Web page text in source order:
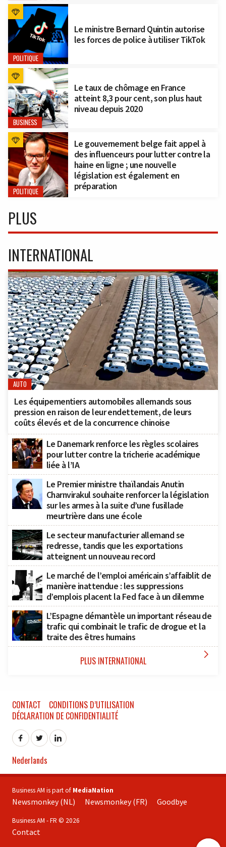
POLITIQUE
Le ministre Bernard Quintin autorise
les forces de police à utiliser TikTok
BUSINESS
Le taux de chômage en France
atteint 8,3 pour cent, son plus haut
niveau depuis 2020
POLITIQUE
Le gouvernement belge fait appel à
des influenceurs pour lutter contre la
haine en ligne ; une nouvelle
législation est également en
préparation
PLUS
INTERNATIONAL
AUTO
Les équipementiers automobiles allemands sous
pression en raison de leur endettement, de leurs
coûts élevés et de la concurrence chinoise
Le Danemark renforce les règles scolaires
pour lutter contre la tricherie académique
liée à l’IA
Le Premier ministre thaïlandais Anutin
Charnvirakul souhaite renforcer la législation
sur les armes à la suite d’une fusillade
meurtrière dans une école
Le secteur manufacturier allemand se
redresse, tandis que les exportations
atteignent un nouveau record
Le marché de l’emploi américain s’affaiblit de
manière inattendue : les suppressions
d’emplois placent la Fed face à un dilemme
L’Espagne démantèle un important réseau de
trafic qui combinait le trafic de drogue et la
traite des êtres humains
PLUS INTERNATIONAL 
CONTACT
CONDITIONS D’UTILISATION
DÉCLARATION DE CONFIDENTIALITÉ
Nederlands
Business AM is part of MediaNation
Newsmonkey (NL) Newsmonkey (FR) Goodbye
Business AM - FR © 2026
Contact